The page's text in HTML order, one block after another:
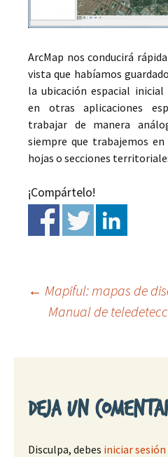
ArcMap nos conducirá
vista que habíamos
la ubicación espacial inicial
en otras aplicaciones
trabajar de manera
siempre que trabajemos
hojas o secciones
¡Compártelo!
a
la
← Mapiful: mapas de
Manual de
Deja un
Disculpa, debes iniciar sesión